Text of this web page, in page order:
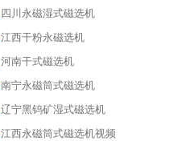
四川永磁湿式磁选机
江西干粉永磁选机
河南干式磁选机
南宁永磁筒式磁选机
辽宁黑钨矿湿式磁选机
江西永磁筒式磁选机视频